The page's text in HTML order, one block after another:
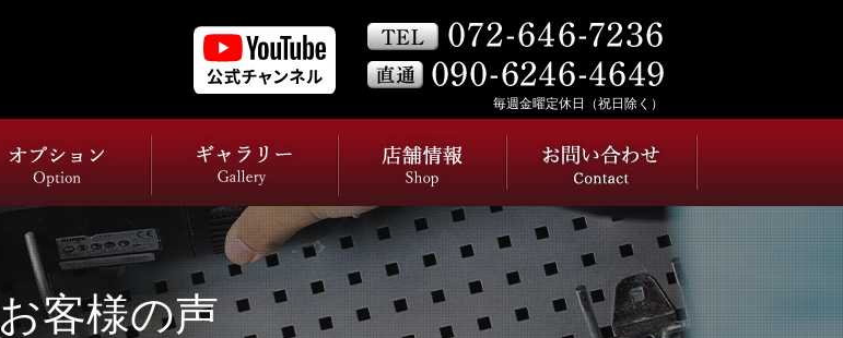
毎週金曜定休日（祝日除く）
お客様の声